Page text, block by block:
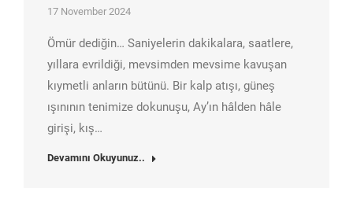
17 November 2024
Ömür dediğin… Saniyelerin dakikalara, saatlere,
yıllara evrildiği, mevsimden mevsime kavuşan
kıymetli anların bütünü. Bir kalp atışı, güneş
ışınının tenimize dokunuşu, Ay’ın hâlden hâle
girişi, kış…
Devamını Okuyunuz..